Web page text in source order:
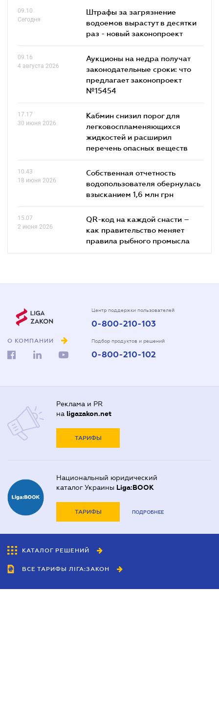
09.10
Сегодня
Штрафы за загрязнение
водоемов вырастут в десятки
раз - новый законопроект
09.16
4 августа 2026
Аукционы на недра получат
законодательные сроки: что
предлагает законопроект
№15454
17.17
30 июня 2026
Кабмин снизил порог для
легковоспламеняющихся
жидкостей и расширил
перечень опасных веществ
10.43
18 июня 2026
Собственная отчетность
водопользователя обернулась
взысканием 1,6 млн грн
15.07
2 июня 2026
QR-код на каждой снасти –
как правительство меняет
правила рыбного промысла
О КОМПАНИИ
Центр поддержки пользователей
0-800-210-103
Подбор продуктов и решений
0-800-210-102
Реклама и PR
на ligazakon.net
ТАРИФЫ
Национальный юридический
каталог Украины Liga:BOOK
ТАРИФЫ ПОДРОБНЕЕ
КАТАЛОГ РЕШЕНИЙ
ВСЕ ТАРИФЫ ЛІГА:ЗАКОН